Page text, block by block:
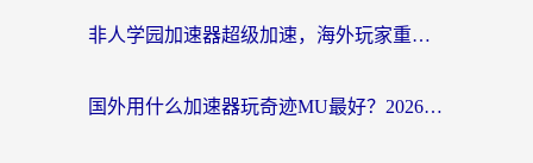
非人学园加速器超级加速，海外玩家重返国服的通行证
国外用什么加速器玩奇迹MU最好？2026海外玩家国服游戏加速全攻略